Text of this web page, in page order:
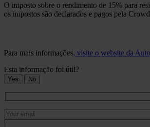
O imposto sobre o rendimento de 15% para
os impostos são declarados e pagos pela
Para mais informações, visite o website da
Esta informação foi útil?
Yes No